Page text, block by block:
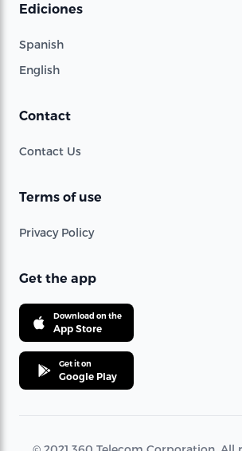
Ediciones
Spanish
English
Contact
Contact Us
Terms of use
Privacy Policy
Get the app
Download on the
App Store
Get it on
Google Play